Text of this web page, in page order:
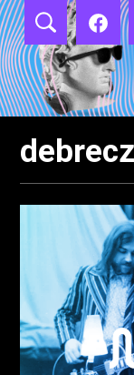
Ugrás
a
tartalomhoz